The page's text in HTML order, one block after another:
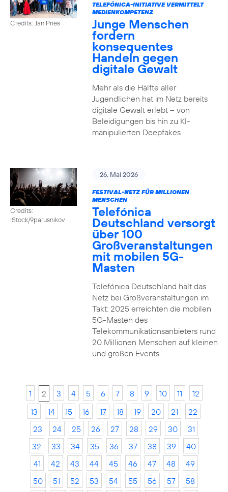
Credits: Jan Pries
TELEFÓNICA-INITIATIVE VERMITTELT
MEDIENKOMPETENZ
Junge Menschen
fordern
konsequentes
Handeln gegen
digitale Gewalt
Mehr als die Hälfte aller
Jugendlichen hat im Netz bereits
digitale Gewalt erlebt – von
Beleidigungen bis hin zu KI-
manipulierten Deepfakes
Credits:
iStock/9parusnikov
26. Mai 2026
FESTIVAL-NETZ FÜR MILLIONEN
MENSCHEN
Telefónica
Deutschland versorgt
über 100
Großveranstaltungen
mit mobilen 5G-
Masten
Telefónica Deutschland hält das
Netz bei Großveranstaltungen im
Takt: 2025 erreichten die mobilen
5G-Masten des
Telekommunikationsanbieters rund
20 Millionen Menschen auf kleinen
und großen Events
1 2 3 4 5 6 7 8 9 10 11
12
13
14 15 16 17 18 19 20 21
22
23
24 25 26 27 28 29 30
31
32
33 34 35 36 37 38 39
40
41
42 43 44 45 46 47 48
49
50
51 52 53 54 55 56 57 58